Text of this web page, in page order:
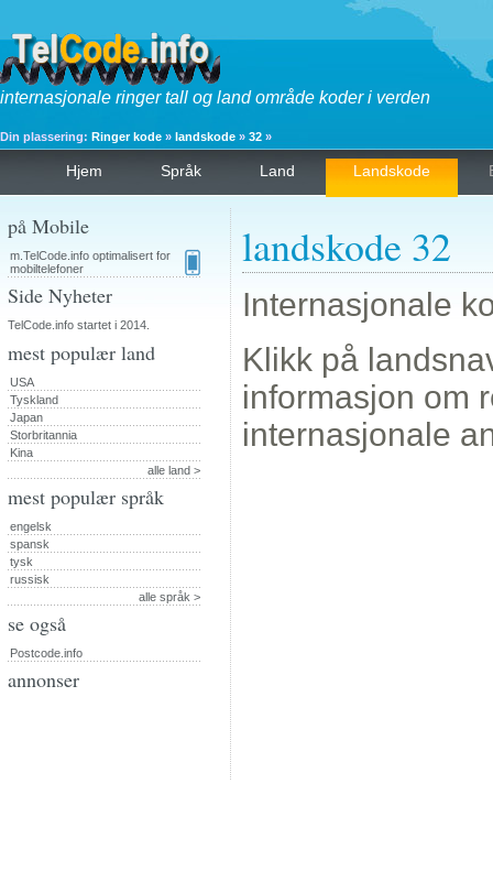
internasjonale ringer tall og land område koder i verden
Din plassering: Ringer kode » landskode » 32 »
Hjem Språk Land Landskode
landskode 32
Internasjonale
Klikk på
informasjon om
internasjonale
på Mobile
m.TelCode.info optimalisert for
mobiltelefoner
Side Nyheter
TelCode.info startet i 2014.
mest populær land
USA
Tyskland
Japan
Storbritannia
Kina
alle land >
mest populær språk
engelsk
spansk
tysk
russisk
alle språk >
se også
Postcode.info
annonser